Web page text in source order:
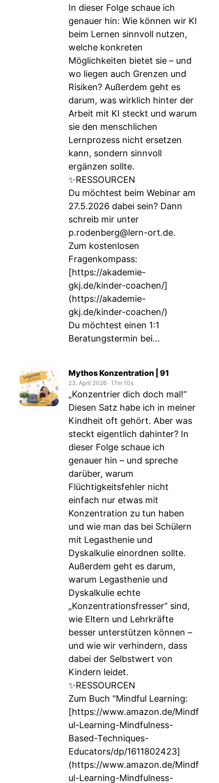
In dieser Folge schaue ich
genauer hin: Wie können wir KI
beim Lernen sinnvoll nutzen,
welche konkreten
Möglichkeiten bietet sie – und
wo liegen auch Grenzen und
Risiken? Außerdem geht es
darum, was wirklich hinter der
Arbeit mit KI steckt und warum
sie den menschlichen
Lernprozess nicht ersetzen
kann, sondern sinnvoll
ergänzen sollte.
✨RESSOURCEN
Du möchtest beim Webinar am
27.5.2026 dabei sein? Dann
schreib mir unter
p.rodenberg@lern-ort.de.
Zum kostenlosen
Fragenkompass:
[https://akademie-
gkj.de/kinder-coachen/]
(https://akademie-
gkj.de/kinder-coachen/)
Du möchtest einen 1:1
Beratungstermin bei...
Mythos Konzentration | 91
23. April 2026 ‧ 17m 10s
„Konzentrier dich doch mal!“
Diesen Satz habe ich in meiner
Kindheit oft gehört. Aber was
steckt eigentlich dahinter? In
dieser Folge schaue ich
genauer hin – und spreche
darüber, warum
Flüchtigkeitsfehler nicht
einfach nur etwas mit
Konzentration zu tun haben
und wie man das bei Schülern
mit Legasthenie und
Dyskalkulie einordnen sollte.
Außerdem geht es darum,
warum Legasthenie und
Dyskalkulie echte
„Konzentrationsfresser“ sind,
wie Eltern und Lehrkräfte
besser unterstützen können –
und wie wir verhindern, dass
dabei der Selbstwert von
Kindern leidet.
✨RESSOURCEN
Zum Buch "Mindful Learning:
[https://www.amazon.de/Mindf
ul-Learning-Mindfulness-
Based-Techniques-
Educators/dp/1611802423]
(https://www.amazon.de/Mindf
ul-Learning-Mindfulness-